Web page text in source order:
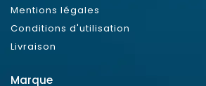
Mentions légales
Conditions d'utilisation
Livraison
Marque